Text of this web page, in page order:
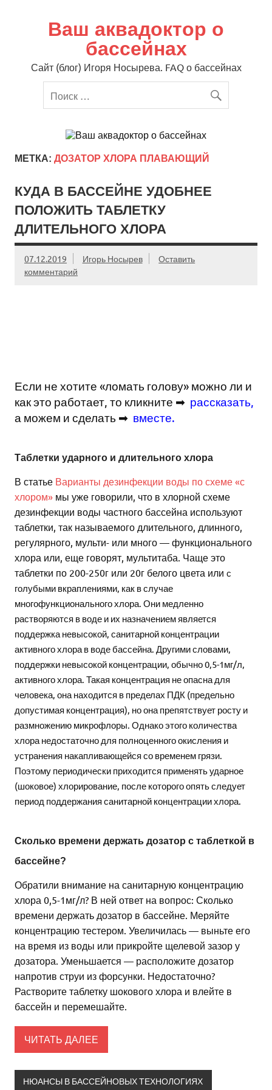
содержимомуВаш аквадоктор о
бассейнах
Сайт (блог) Игоря Носырева. FAQ о бассейнах
МЕТКА: ДОЗАТОР ХЛОРА ПЛАВАЮЩИЙ
КУДА В БАССЕЙНЕ УДОБНЕЕ
ПОЛОЖИТЬ ТАБЛЕТКУ
ДЛИТЕЛЬНОГО ХЛОРА
07.12.2019 Игорь Носырев
Оставить
комментарий
Если не хотите «ломать голову» можно ли и
как это работает, то кликните ➡ рассказать
а можем и сделать ➡ вместе.
Таблетки ударного и длительного хлора
В статье Варианты дезинфекции воды по схеме «с
хлором» мы уже говорили, что в хлорной схеме
дезинфекции воды частного бассейна используют
таблетки, так называемого длительного, длинного,
регулярного, мульти- или много — функционального
хлора или, еще говорят, мультитаба. Чаще это
таблетки по 200-250г или 20г белого цвета или с
голубыми вкраплениями, как в случае
многофункционального хлора. Они медленно
растворяются в воде и их назначением является
поддержка невысокой, санитарной концентрации
активного хлора в воде бассейна. Другими словами,
поддержки невысокой концентрации, обычно 0,5-1мг/л,
активного хлора. Такая концентрация не опасна для
человека, она находится в пределах ПДК (предельно
допустимая концентрация), но она препятствует росту и
размножению микрофлоры. Однако этого количества
хлора недостаточно для полноценного окисления и
устранения накапливающейся со временем грязи.
Поэтому периодически приходится применять ударное
(шоковое) хлорирование, после которого опять следует
период поддержания санитарной концентрации хлора.
Сколько времени держать дозатор с таблеткой в
бассейне?
Обратили внимание на санитарную концентрацию
хлора 0,5-1мг/л? В ней ответ на вопрос: Сколько
времени держать дозатор в бассейне. Меряйте
концентрацию тестером. Увеличилась — выньте его
на время из воды или прикройте щелевой зазор у
дозатора. Уменьшается — расположите дозатор
напротив струи из форсунки. Недостаточно?
Растворите таблетку шокового хлора и влейте в
бассейн и перемешайте.
ЧИТАТЬ ДАЛЕЕ
НЮАНСЫ В БАССЕЙНОВЫХ ТЕХНОЛОГИЯХ